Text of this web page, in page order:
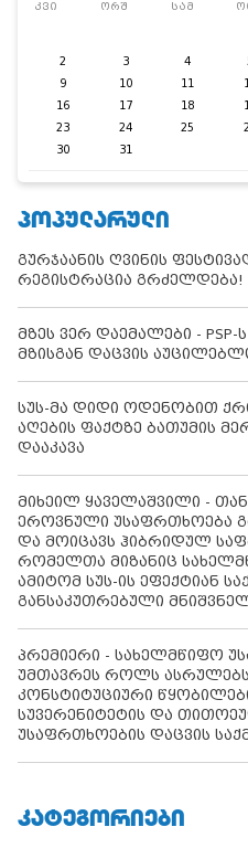
კვი ორშ სამ
2
3 4
9
10 11
16
17 18
23
24 25
30
31
ᲞᲝᲞᲣᲚᲐᲠᲣᲚᲘ
გურჯაანის ღვინის
რეგისტრაცია გრძელდება!
მზეს ვერ დაემალები - PSP-
მზისგან დაცვის
სუს-მა დიდი ოდენობით
აღების ფაქტზე ბათუმის
დააკავა
მიხეილ ყაველაშვილი -
ეროვნული უსაფრთხოება
და მოიცავს ჰიბრიდულ
რომელთა მიზანიც
ამიტომ სუს-ის ეფექტიან
განსაკუთრებული
პრემიერი - სახელმწიფო
უმთავრეს როლს
კონსტიტუციური
სუვერენიტეტის და
უსაფრთხოების დაცვის
ᲙᲐᲢᲔᲒᲝᲠᲘᲔᲑᲘ